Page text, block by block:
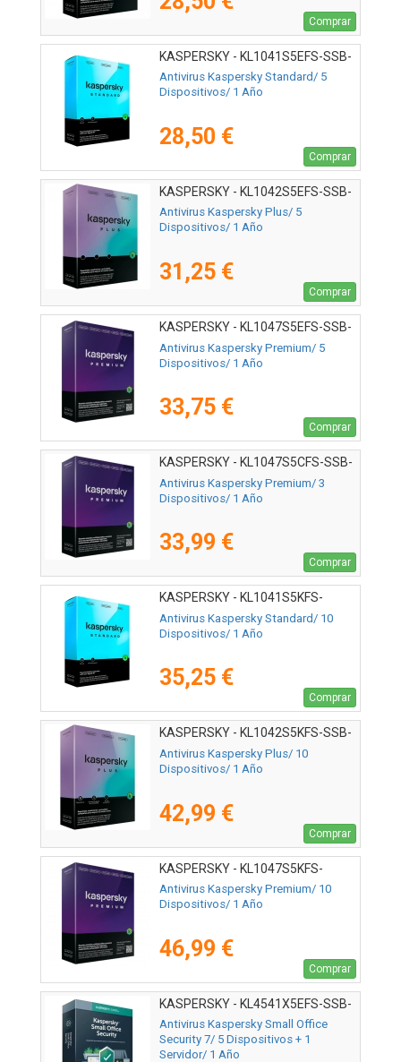
Comprar
KASPERSKY - KL1041S5EFS-SSB-
ES
Antivirus Kaspersky Standard/ 5
Dispositivos/ 1 Año
28,50 €
Comprar
KASPERSKY - KL1042S5EFS-SSB-
ES
Antivirus Kaspersky Plus/ 5
Dispositivos/ 1 Año
31,25 €
Comprar
KASPERSKY - KL1047S5EFS-SSB-
ES
Antivirus Kaspersky Premium/ 5
Dispositivos/ 1 Año
33,75 €
Comprar
KASPERSKY - KL1047S5CFS-SSB-
ES
Antivirus Kaspersky Premium/ 3
Dispositivos/ 1 Año
33,99 €
Comprar
KASPERSKY - KL1041S5KFS-
MSBES
Antivirus Kaspersky Standard/ 10
Dispositivos/ 1 Año
35,25 €
Comprar
KASPERSKY - KL1042S5KFS-SSB-
ES
Antivirus Kaspersky Plus/ 10
Dispositivos/ 1 Año
42,99 €
Comprar
KASPERSKY - KL1047S5KFS-
MSBES
Antivirus Kaspersky Premium/ 10
Dispositivos/ 1 Año
46,99 €
Comprar
KASPERSKY - KL4541X5EFS-SSB-
ES
Antivirus Kaspersky Small Office
Security 7/ 5 Dispositivos + 1
Servidor/ 1 Año